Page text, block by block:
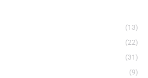
(13)
(22)
(31)
(9)